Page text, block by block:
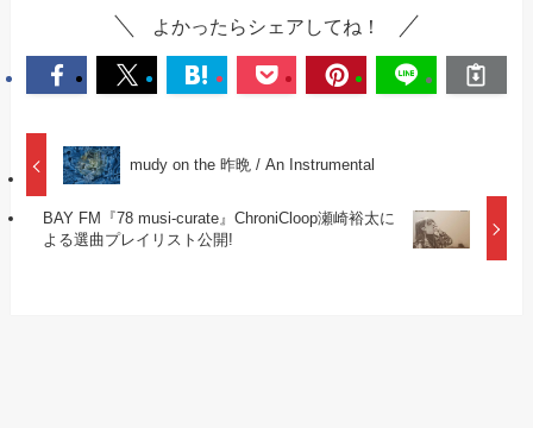
よかったらシェアしてね！
mudy on the 昨晩 / An Instrumental
BAY FM『78 musi-curate』ChroniCloop瀬崎裕太に
よる選曲プレイリスト公開!